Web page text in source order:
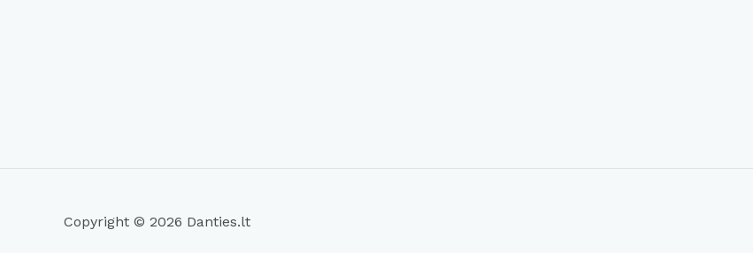
Copyright © 2026 Danties.lt